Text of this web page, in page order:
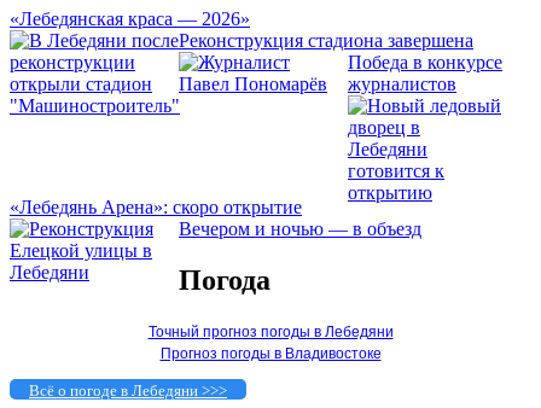
«Лебедянская краса — 2026»
Реконструкция стадиона завершена
Победа в конкурсе
журналистов
«Лебедянь Арена»: скоро открытие
Вечером и ночью — в объезд
Погода
Точный прогноз погоды в Лебедяни
Прогноз погоды в Владивостоке
Всё о погоде в Лебедяни >>>